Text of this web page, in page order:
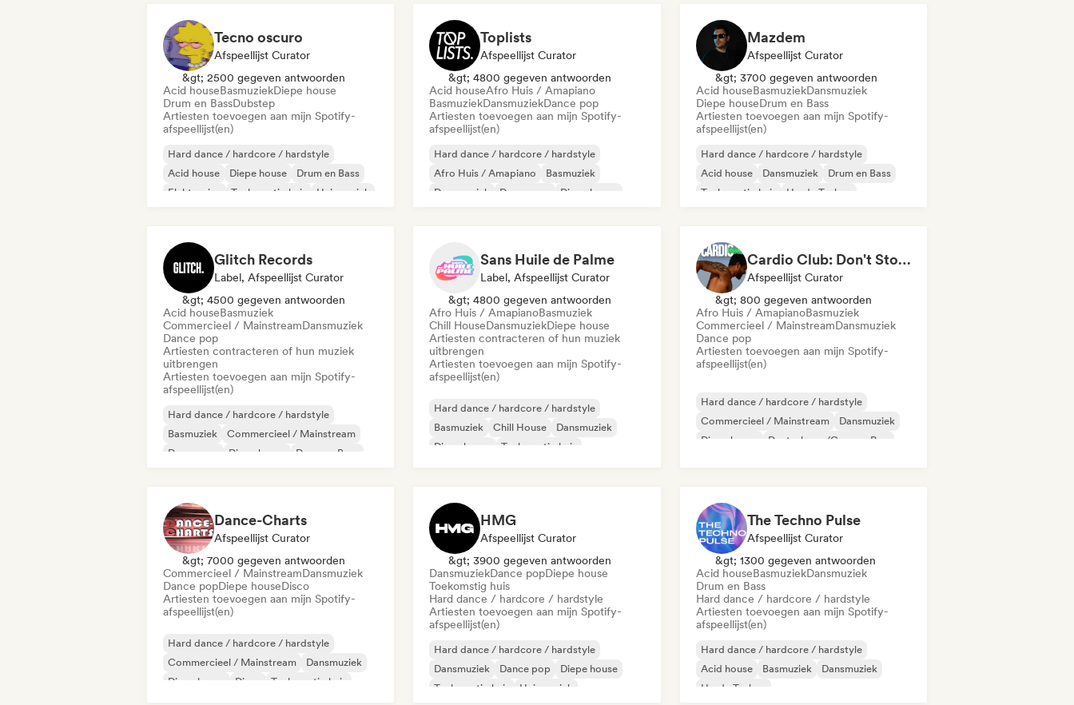
Tecno oscuro
Afspeellijst Curator
&gt; 2500 gegeven antwoorden
Acid houseBasmuziekDiepe house
Drum en BassDubstep
Artiesten toevoegen aan mijn Spotify-
afspeellijst(en)
Hard dance / hardcore / hardstyle
Acid house
Diepe house
Drum en Bass
Elektronica
Toekomstig huis
Huismuziek
Toplists
Afspeellijst Curator
&gt; 4800 gegeven antwoorden
Acid houseAfro Huis / Amapiano
BasmuziekDansmuziekDance pop
Artiesten toevoegen aan mijn Spotify-
afspeellijst(en)
Hard dance / hardcore / hardstyle
Afro Huis / Amapiano
Basmuziek
Dansmuziek
Dance pop
Diepe house
Mazdem
Afspeellijst Curator
&gt; 3700 gegeven antwoorden
Acid houseBasmuziekDansmuziek
Diepe houseDrum en Bass
Artiesten toevoegen aan mijn Spotify-
afspeellijst(en)
Hard dance / hardcore / hardstyle
Acid house
Dansmuziek
Drum en Bass
Toekomstig huis
Harde Techno
Glitch Records
Label, Afspeellijst Curator
&gt; 4500 gegeven antwoorden
Acid houseBasmuziek
Commercieel / MainstreamDansmuziek
Dance pop
Artiesten contracteren of hun muziek
uitbrengen
Artiesten toevoegen aan mijn Spotify-
afspeellijst(en)
Hard dance / hardcore / hardstyle
Basmuziek
Commercieel / Mainstream
Dance pop
Diepe house
Drum en Bass
Sans Huile de Palme
Label, Afspeellijst Curator
&gt; 4800 gegeven antwoorden
Afro Huis / AmapianoBasmuziek
Chill HouseDansmuziekDiepe house
Artiesten contracteren of hun muziek
uitbrengen
Artiesten toevoegen aan mijn Spotify-
afspeellijst(en)
Hard dance / hardcore / hardstyle
Basmuziek
Chill House
Dansmuziek
Diepe house
Toekomstig huis
Cardio Club: Don't Stop! 💦
Afspeellijst Curator
&gt; 800 gegeven antwoorden
Afro Huis / AmapianoBasmuziek
Commercieel / MainstreamDansmuziek
Dance pop
Artiesten toevoegen aan mijn Spotify-
afspeellijst(en)
Hard dance / hardcore / hardstyle
Commercieel / Mainstream
Dansmuziek
Diepe house
Deutschpop/German Pop
Dance-Charts
Afspeellijst Curator
&gt; 7000 gegeven antwoorden
Commercieel / MainstreamDansmuziek
Dance popDiepe houseDisco
Artiesten toevoegen aan mijn Spotify-
afspeellijst(en)
Hard dance / hardcore / hardstyle
Commercieel / Mainstream
Dansmuziek
Diepe house
Disco
Toekomstig huis
HMG
Afspeellijst Curator
&gt; 3900 gegeven antwoorden
DansmuziekDance popDiepe house
Toekomstig huis
Hard dance / hardcore / hardstyle
Artiesten toevoegen aan mijn Spotify-
afspeellijst(en)
Hard dance / hardcore / hardstyle
Dansmuziek
Dance pop
Diepe house
Toekomstig huis
Huismuziek
The Techno Pulse
Afspeellijst Curator
&gt; 1300 gegeven antwoorden
Acid houseBasmuziekDansmuziek
Drum en Bass
Hard dance / hardcore / hardstyle
Artiesten toevoegen aan mijn Spotify-
afspeellijst(en)
Hard dance / hardcore / hardstyle
Acid house
Basmuziek
Dansmuziek
Harde Techno